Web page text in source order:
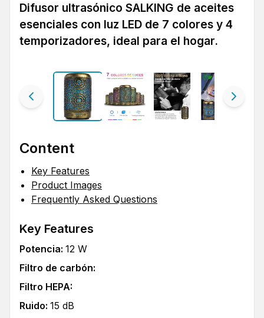
Difusor ultrasónico SALKING de aceites
esenciales con luz LED de 7 colores y 4
temporizadores, ideal para el hogar.
Content
Key Features
Product Images
Frequently Asked Questions
Key Features
Potencia: 12 W
Filtro de carbón:
Filtro HEPA:
Ruido: 15 dB